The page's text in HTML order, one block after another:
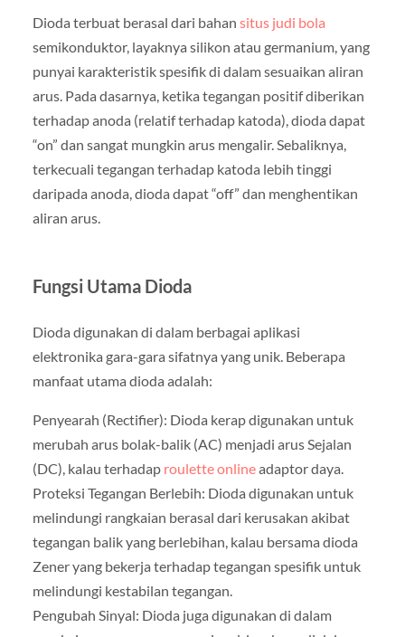
Dioda terbuat berasal dari bahan situs judi bola
semikonduktor, layaknya silikon atau germanium, yang
punyai karakteristik spesifik di dalam sesuaikan aliran
arus. Pada dasarnya, ketika tegangan positif diberikan
terhadap anoda (relatif terhadap katoda), dioda dapat
“on” dan sangat mungkin arus mengalir. Sebaliknya,
terkecuali tegangan terhadap katoda lebih tinggi
daripada anoda, dioda dapat “off” dan menghentikan
aliran arus.
Fungsi Utama Dioda
Dioda digunakan di dalam berbagai aplikasi
elektronika gara-gara sifatnya yang unik. Beberapa
manfaat utama dioda adalah:
Penyearah (Rectifier): Dioda kerap digunakan untuk
merubah arus bolak-balik (AC) menjadi arus Sejalan
(DC), kalau terhadap roulette onlineadaptor daya.
Proteksi Tegangan Berlebih: Dioda digunakan untuk
melindungi rangkaian berasal dari kerusakan akibat
tegangan balik yang berlebihan, kalau bersama dioda
Zener yang bekerja terhadap tegangan spesifik untuk
melindungi kestabilan tegangan.
Pengubah Sinyal: Dioda juga digunakan di dalam